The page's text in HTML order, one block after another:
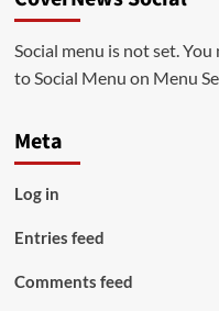
Social menu is not set.
to Social Menu on Menu
Meta
Log in
Entries feed
Comments feed